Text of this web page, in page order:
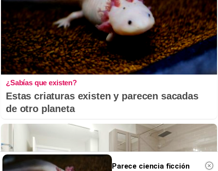
¿Sabías que existen?
Estas criaturas existen y parecen sacadas
de otro planeta
Parece ciencia ficción